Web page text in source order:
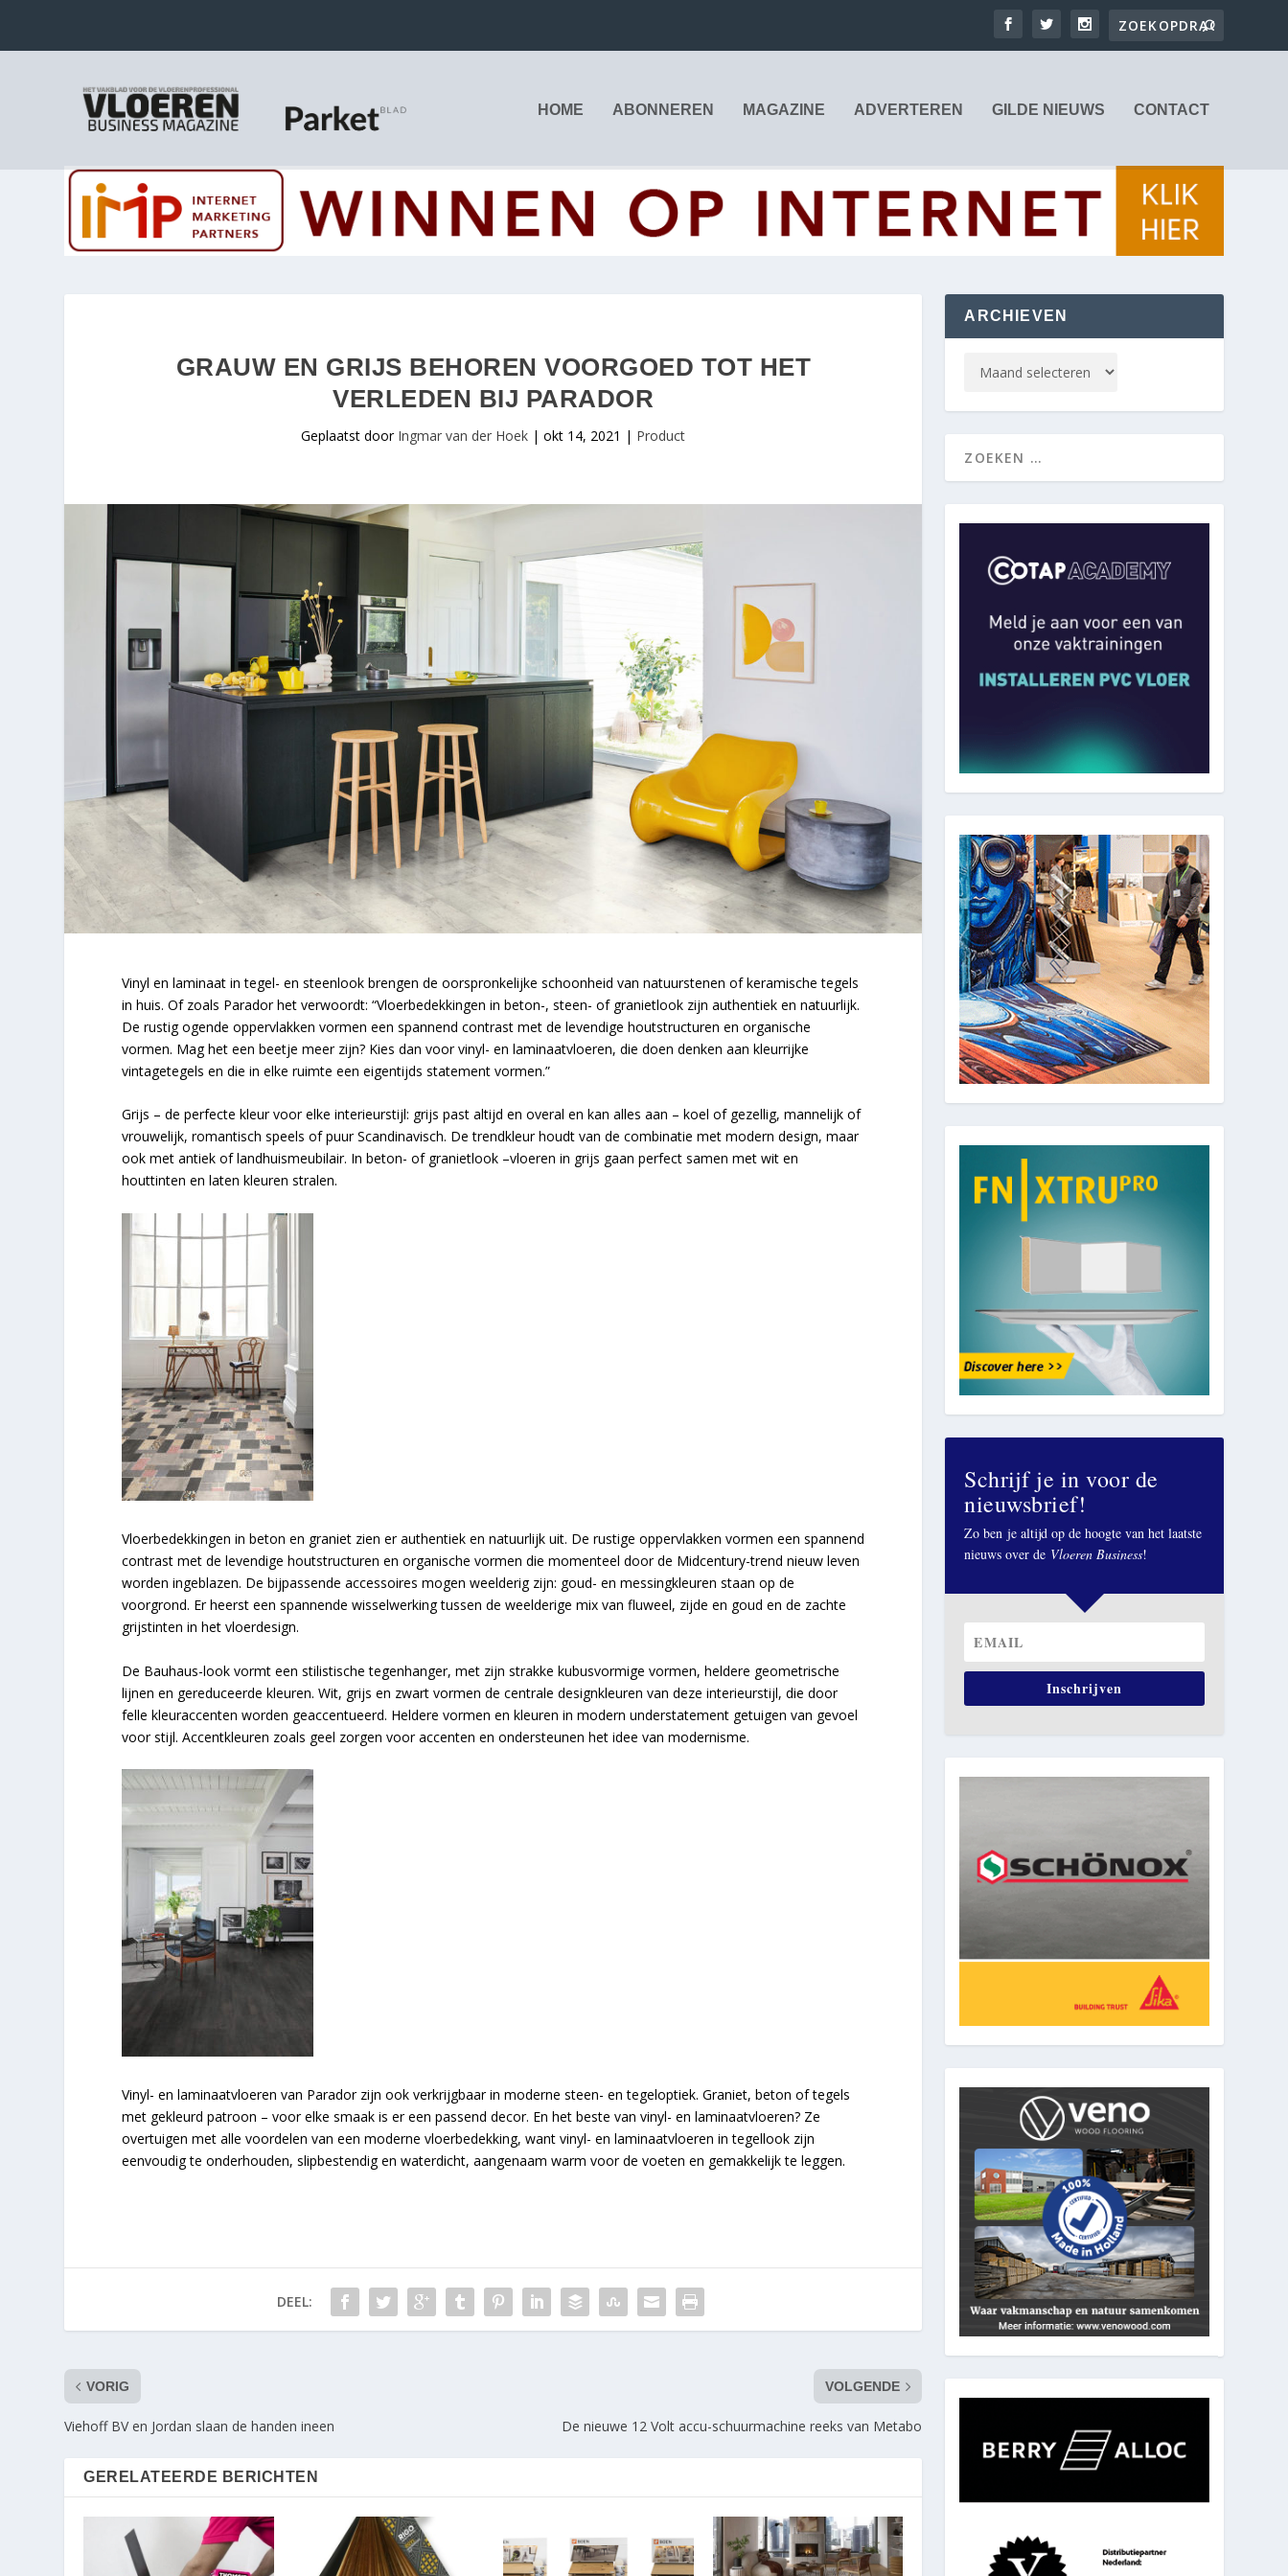
HOME ABONNEREN MAGAZINE ADVERTEREN GILDE NIEUWS CONTACT
GRAUW EN GRIJS BEHOREN VOORGOED TOT HET
VERLEDEN BIJ PARADOR
Geplaatst door Ingmar van der Hoek |okt 14, 2021 | Product
Vinyl en laminaat in tegel- en steenlook brengen de oorspronkelijke schoonheid van natuurstenen of keramische tegels
in huis. Of zoals Parador het verwoordt: “Vloerbedekkingen in beton-, steen- of granietlook zijn authentiek en natuurlijk.
De rustig ogende oppervlakken vormen een spannend contrast met de levendige houtstructuren en organische
vormen. Mag het een beetje meer zijn? Kies dan voor vinyl- en laminaatvloeren, die doen denken aan kleurrijke
vintagetegels en die in elke ruimte een eigentijds statement vormen.”
Grijs – de perfecte kleur voor elke interieurstijl: grijs past altijd en overal en kan alles aan – koel of gezellig, mannelijk of
vrouwelijk, romantisch speels of puur Scandinavisch. De trendkleur houdt van de combinatie met modern design, maar
ook met antiek of landhuismeubilair. In beton- of granietlook –vloeren in grijs gaan perfect samen met wit en
houttinten en laten kleuren stralen.
Vloerbedekkingen in beton en graniet zien er authentiek en natuurlijk uit. De rustige oppervlakken vormen een spannend
contrast met de levendige houtstructuren en organische vormen die momenteel door de Midcentury-trend nieuw leven
worden ingeblazen. De bijpassende accessoires mogen weelderig zijn: goud- en messingkleuren staan op de
voorgrond. Er heerst een spannende wisselwerking tussen de weelderige mix van fluweel, zijde en goud en de zachte
grijstinten in het vloerdesign.
De Bauhaus-look vormt een stilistische tegenhanger, met zijn strakke kubusvormige vormen, heldere geometrische
lijnen en gereduceerde kleuren. Wit, grijs en zwart vormen de centrale designkleuren van deze interieurstijl, die door
felle kleuraccenten worden geaccentueerd. Heldere vormen en kleuren in modern understatement getuigen van gevoel
voor stijl. Accentkleuren zoals geel zorgen voor accenten en ondersteunen het idee van modernisme.
Vinyl- en laminaatvloeren van Parador zijn ook verkrijgbaar in moderne steen- en tegeloptiek. Graniet, beton of tegels
met gekleurd patroon – voor elke smaak is er een passend decor. En het beste van vinyl- en laminaatvloeren? Ze
overtuigen met alle voordelen van een moderne vloerbedekking, want vinyl- en laminaatvloeren in tegellook zijn
eenvoudig te onderhouden, slipbestendig en waterdicht, aangenaam warm voor de voeten en gemakkelijk te leggen.
DEEL:
VORIG
Viehoff BV en Jordan slaan de handen ineen
VOLGENDE
De nieuwe 12 Volt accu-schuurmachine reeks van Metabo
GERELATEERDE BERICHTEN
ARCHIEVEN
Schrijf je in voor de
nieuwsbrief!
Zo ben je altijd op de hoogte van het laatste
nieuws over de Vloeren Business!
Inschrijven